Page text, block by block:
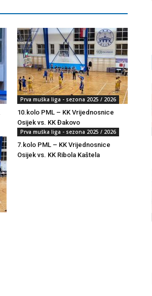
Prva muška liga - sezona 2025 / 2026
10.kolo PML – KK Vrijednosnice
Osijek vs. KK Đakovo
Prva muška liga - sezona 2025 / 2026
7.kolo PML – KK Vrijednosnice
Osijek vs. KK Ribola Kaštela